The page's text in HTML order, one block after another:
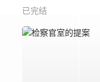
已完结